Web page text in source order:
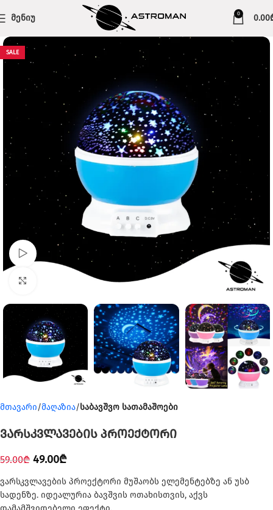
ᲛᲔᲜᲘᲣ 0 0.00
SALE
Watch video
მთავარი მაღაზია საბავშვო სათამაშოები
ვარსკვლავების პროექტორი
59.00₾ 49.00₾
ვარსკვლავების პროექტორი მუშაობს ელემენტებზე ან უსბ
სადენზე. იდეალურია ბავშვის ოთახისთვის, აქვს